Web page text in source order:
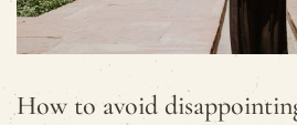
How to avoid